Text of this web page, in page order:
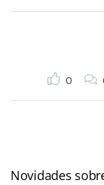
0
Novidades